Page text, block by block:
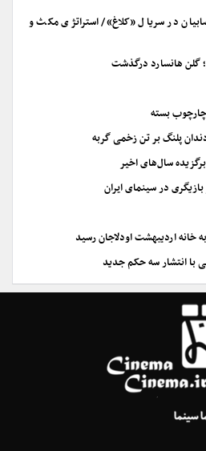
در سریال «کلاغ»/ استراتژی مکث و
گلن هانسارد درگذشت
چارچوب بسته
پلنگ بر تن زخمی گربه
در سینمای ایران
اردیبهشت اودلاجان رسید
با انتشار سه حکم جدید